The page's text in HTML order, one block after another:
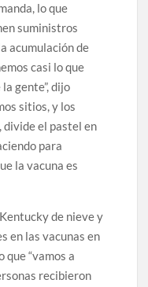
lo que
suministros
acumulación de
casi lo que
gente”, dijo
sitios, y los
divide el pastel en
para
la vacuna es
de nieve y
en las vacunas en
que “vamos a
recibieron